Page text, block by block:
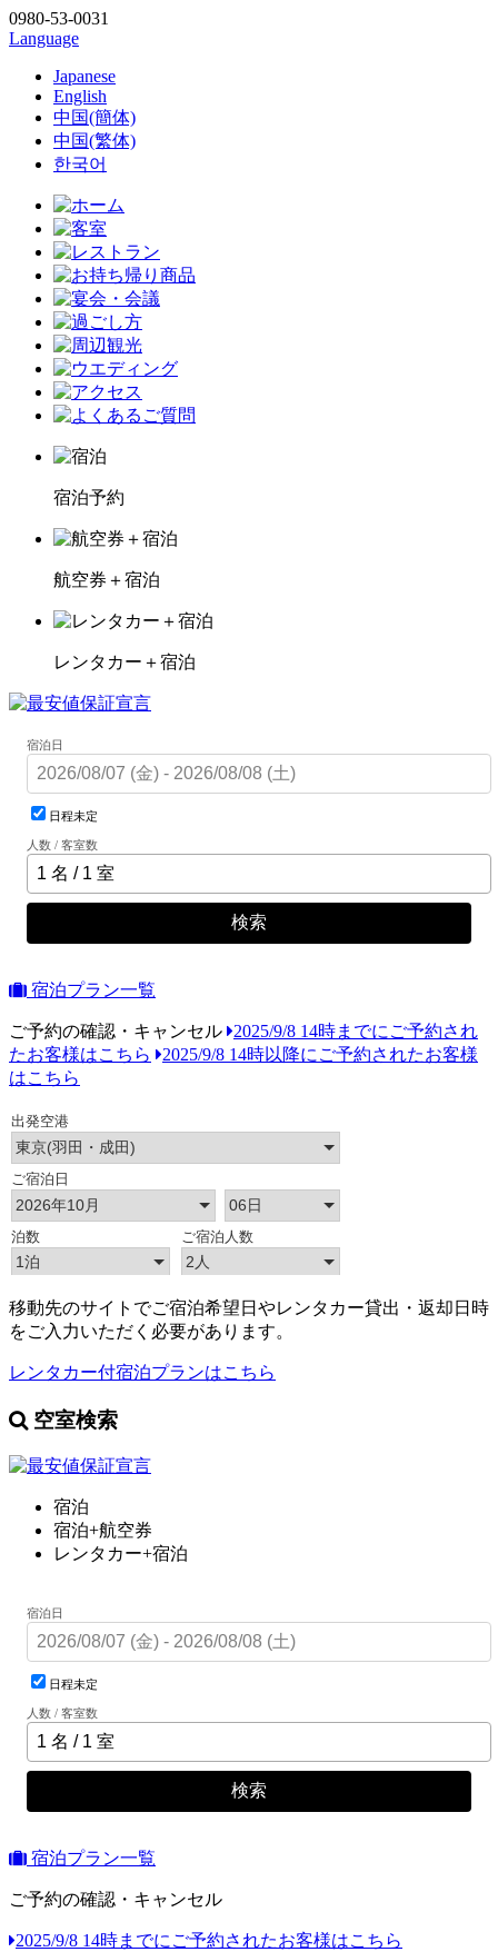
0980-53-0031
Language
Japanese
English
中国(簡体)
中国(繁体)
한국어
宿泊予約
航空券＋宿泊
レンタカー＋宿泊
宿泊日
日程未定
人数 / 客室数
検索
宿泊プラン一覧
ご予約の確認・キャンセル
2025/9/8 14時までにご予約され
たお客様はこちら
2025/9/8 14時以降にご予約されたお客様
はこちら
移動先のサイトでご宿泊希望日やレンタカー貸出・返却日時
をご入力いただく必要があります。
レンタカー付宿泊プランはこちら
空室検索
宿泊
宿泊+航空券
レンタカー+宿泊
宿泊日
日程未定
人数 / 客室数
検索
宿泊プラン一覧
ご予約の確認・キャンセル
2025/9/8 14時までにご予約されたお客様はこちら